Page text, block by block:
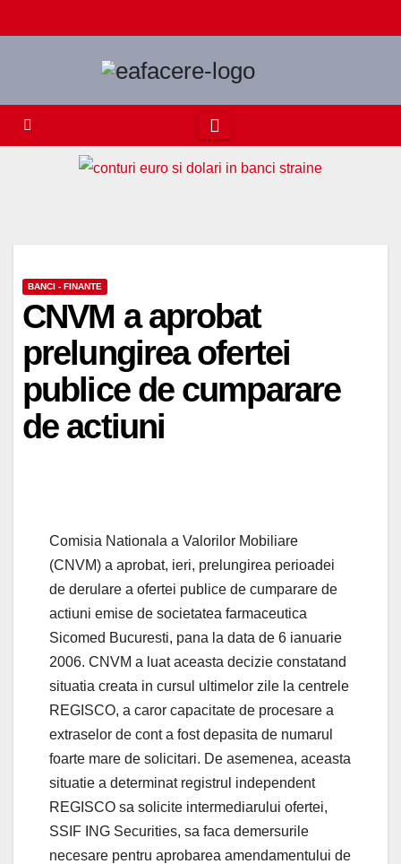
to
BANCI - FINANTE
CNVM a aprobat
prelungirea ofertei
publice de cumparare
de actiuni
Comisia Nationala a Valorilor Mobiliare
(CNVM) a aprobat, ieri, prelungirea perioadei
de derulare a ofertei publice de cumparare de
actiuni emise de societatea farmaceutica
Sicomed Bucuresti, pana la data de 6 ianuarie
2006. CNVM a luat aceasta decizie constatand
situatia creata in cursul ultimelor zile la centrele
REGISCO, a caror capacitate de procesare a
extraselor de cont a fost depasita de numarul
foarte mare de solicitari. De asemenea, aceasta
situatie a determinat registrul independent
REGISCO sa solicite intermediarului ofertei,
SSIF ING Securities, sa faca demersurile
necesare pentru aprobarea amendamentului de